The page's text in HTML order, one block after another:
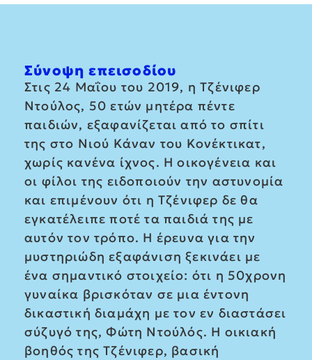
Σύνοψη επεισοδίου
Στις 24 Μαΐου του 2019, η Τζένιφερ
Ντούλος, 50 ετών μητέρα πέντε
παιδιών, εξαφανίζεται από το σπίτι
της στο Νιού Κάναν του Κονέκτικατ,
χωρίς κανένα ίχνος. Η οικογένεια και
οι φίλοι της ειδοποιούν την αστυνομία
και επιμένουν ότι η Τζένιφερ δε θα
εγκατέλειπε ποτέ τα παιδιά της με
αυτόν τον τρόπο. Η έρευνα για την
μυστηριώδη εξαφάνιση ξεκινάει με
ένα σημαντικό στοιχείο: ότι η 50χρονη
γυναίκα βρισκόταν σε μια έντονη
δικαστική διαμάχη με τον εν διαστάσει
σύζυγό της, Φώτη Ντούλός. Η οικιακή
βοηθός της Τζένιφερ, βασική